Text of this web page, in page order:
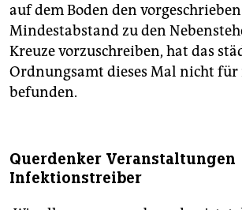
auf dem Boden den vorgeschrieben
Mindestabstand zu den
Kreuze vorzuschreiben, hat das
Ordnungsamt dieses Mal nicht
befunden.
Querdenker Veranstaltungen
Infektionstreiber